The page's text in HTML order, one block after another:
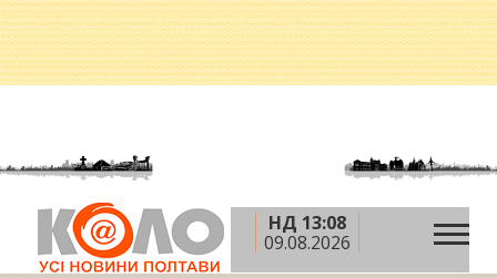
НД 13:08
09.08.2026
Головна » Новини » Освіта »У школах України
вивчатимуть кримськотатарську літературу